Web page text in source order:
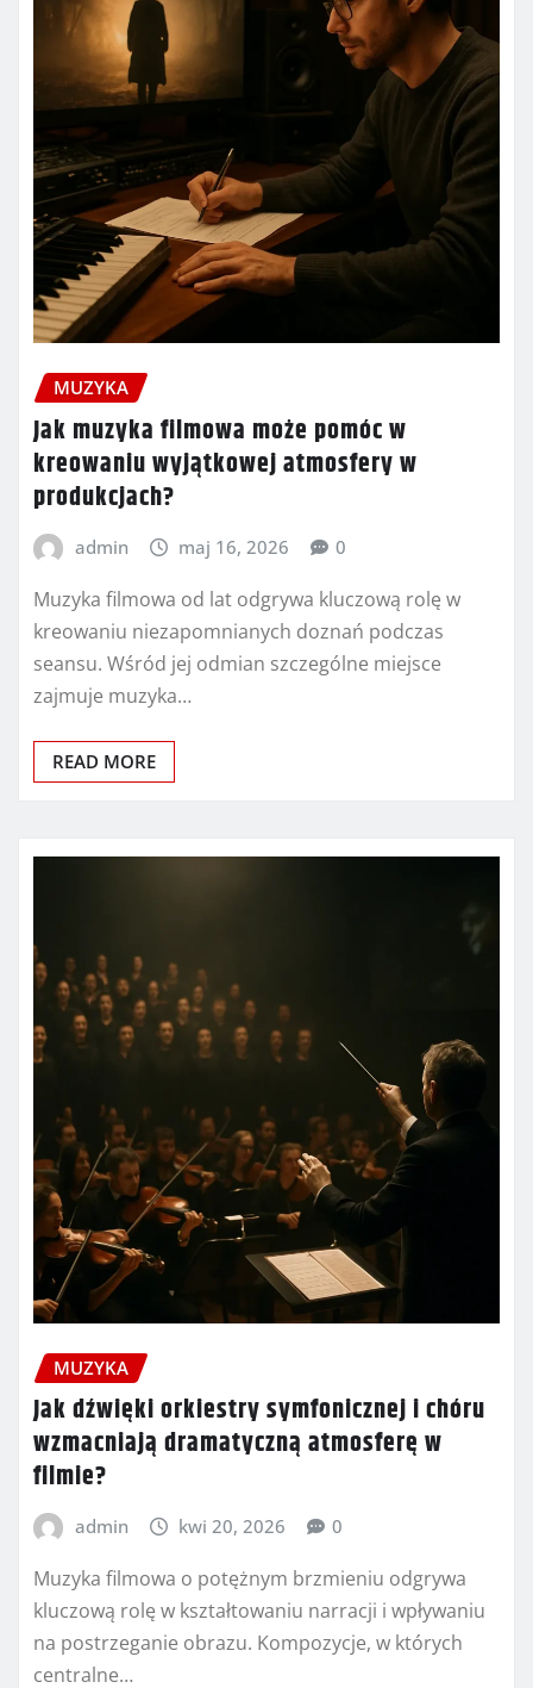
MUZYKA
Jak muzyka filmowa może pomóc w
kreowaniu wyjątkowej atmosfery w
produkcjach?
admin maj 16, 2026 0
Muzyka filmowa od lat odgrywa kluczową rolę w
kreowaniu niezapomnianych doznań podczas
seansu. Wśród jej odmian szczególne miejsce
zajmuje muzyka…
READ MORE
MUZYKA
Jak dźwięki orkiestry symfonicznej i chóru
wzmacniają dramatyczną atmosferę w
filmie?
admin kwi 20, 2026 0
Muzyka filmowa o potężnym brzmieniu odgrywa
kluczową rolę w kształtowaniu narracji i wpływaniu
na postrzeganie obrazu. Kompozycje, w których
centralne…